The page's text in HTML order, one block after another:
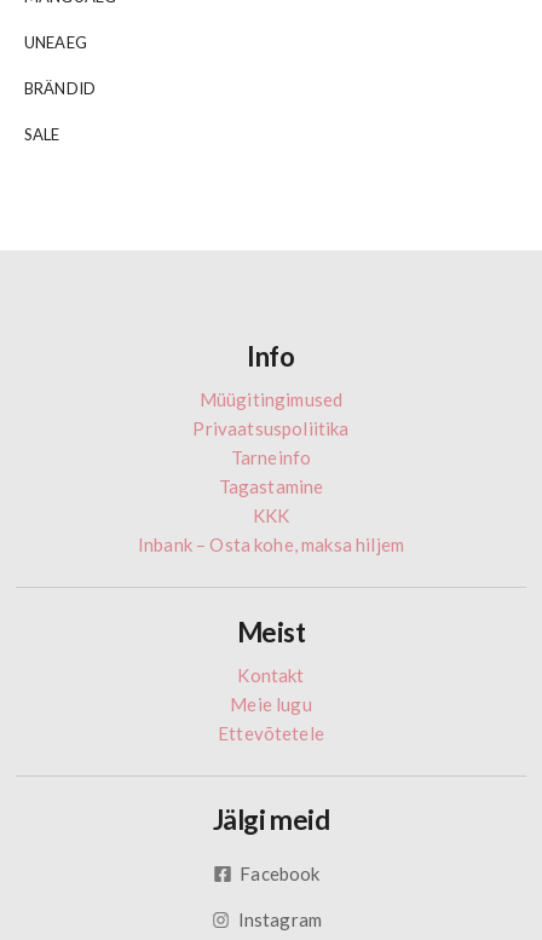
UNEAEG
BRÄNDID
SALE
Info
Müügitingimused
Privaatsuspoliitika
Tarneinfo
Tagastamine
KKK
Inbank – Osta kohe, maksa hiljem
Meist
Kontakt
Meie lugu
Ettevõtetele
Jälgi meid
Facebook
Instagram